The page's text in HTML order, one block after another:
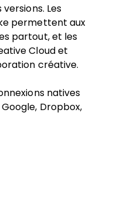
Les
permettent aux
partout, et les
Cloud et
créative.
natives
Dropbox,